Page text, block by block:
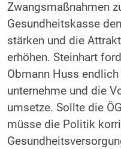
Zwangsmaßnahmen
Gesundheitskasse
stärken und die
erhöhen. Steinhart
Obmann Huss
unternehme und die
umsetze. Sollte die
müsse die Politik